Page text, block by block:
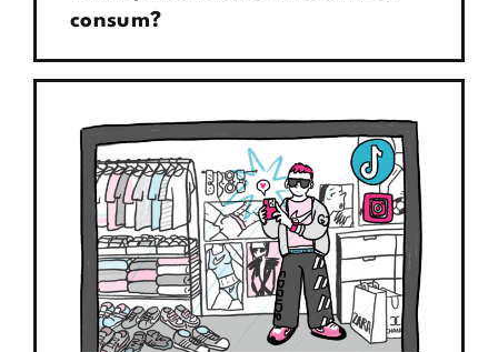
consum?